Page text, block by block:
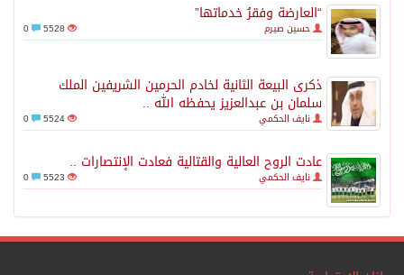
“العارضة وفقرُ خدماتها”
حسين صيرم 5528
ذكرى البيعة الثانية لخادم الحرمين الشريفين الملك
سلمان بن عبدالعزيز يحفظه الله ..
نايف الحكمي 5524
عادت الروح العالية والقتالية فعادت الإنتصارات ..
نايف الحكمي 5523